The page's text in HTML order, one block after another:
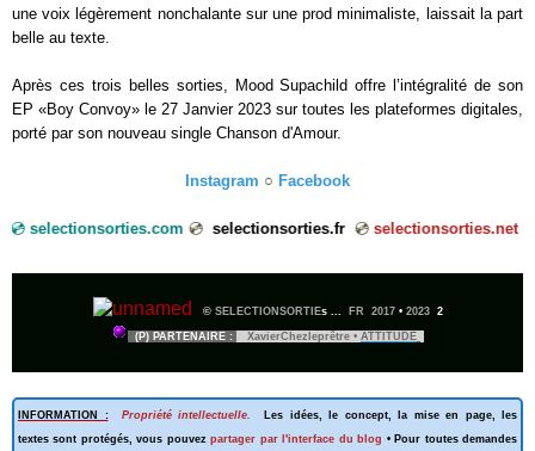
une voix légèrement nonchalante sur une prod minimaliste, laissait la part
belle au texte.
Après ces trois belles sorties, Mood Supachild offre l’intégralité de son
EP «Boy Convoy» le 27 Janvier 2023 sur toutes les plateformes digitales,
porté par son nouveau single Chanson d'Amour.
Instagram ○ Facebook
💿 selectionsorties.com 💿 selectionsorties.fr 💿 selectionsorties.net
© SELECTIONSORTIEs ... FR 2017 • 2023 2
(P) PARTENAIRE : XavierChezleprêtre • ATTITUDE
INFORMATION : Propriété intellectuelle.
Les idées, le concept, la mise en page, les
textes sont protégés, vous pouvezpartager par l'interface du blog • Pour toutes demandes